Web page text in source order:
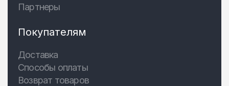
Партнеры
Покупателям
Доставка
Способы оплаты
Возврат товаров